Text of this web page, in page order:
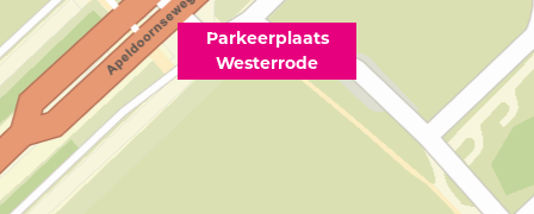
o
d
e
r
o
d
e
Parkeerplaats
Westerrode